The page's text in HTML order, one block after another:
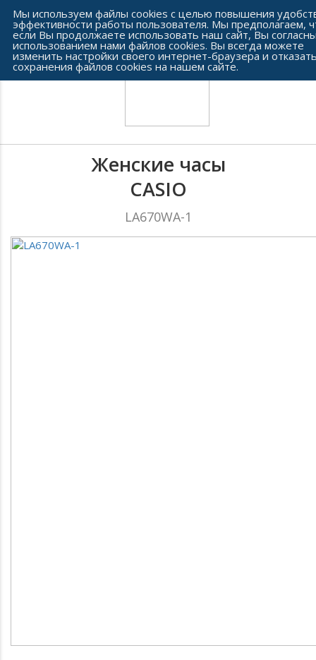
Сеть часовых салонов г. Челябинска
Женские часы
CASIO
LA670WA-1
Мы используем файлы cookies с целью повышения
эффективности работы пользователя. Мы предполагаем,
если Вы продолжаете использовать наш сайт, Вы
использованием нами файлов cookies. Вы всегда можете
изменить настройки своего интернет-браузера и
сохранения файлов cookies на нашем сайте.